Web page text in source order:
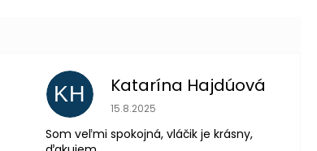
hviezdičiek.
KH Katarína Hajdúová
Hodnotenie obchodu je 5 z 5
15.8.2025
Som veľmi spokojná, vláčik je krásny,